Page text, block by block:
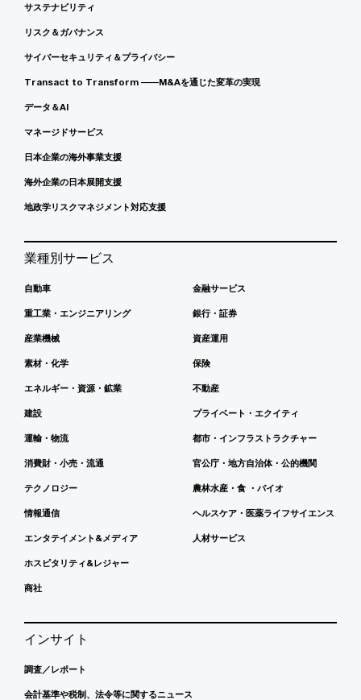
サステナビリティ
リスク＆ガバナンス
サイバーセキュリティ＆プライバシー
Transact to Transform ――M&Aを通じた変革の実現
データ＆AI
マネージドサービス
日本企業の海外事業支援
海外企業の日本展開支援
地政学リスクマネジメント対応支援
業種別サービス
自動車
重工業・エンジニアリング
産業機械
素材・化学
エネルギー・資源・鉱業
建設
運輸・物流
消費財・小売・流通
テクノロジー
情報通信
エンタテイメント&メディア
ホスピタリティ&レジャー
商社
金融サービス
銀行・証券
資産運用
保険
不動産
プライベート・エクイティ
都市・インフラストラクチャー
官公庁・地方自治体・公的機関
農林水産・食 ・バイオ
ヘルスケア・医薬ライフサイエンス
人材サービス
インサイト
調査／レポート
会計基準や税制、法令等に関するニュース